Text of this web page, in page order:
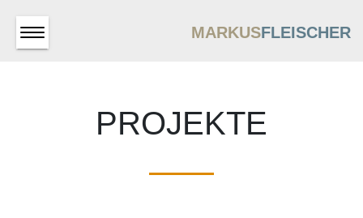
MARKUSFLEISCHER
PROJEKTE